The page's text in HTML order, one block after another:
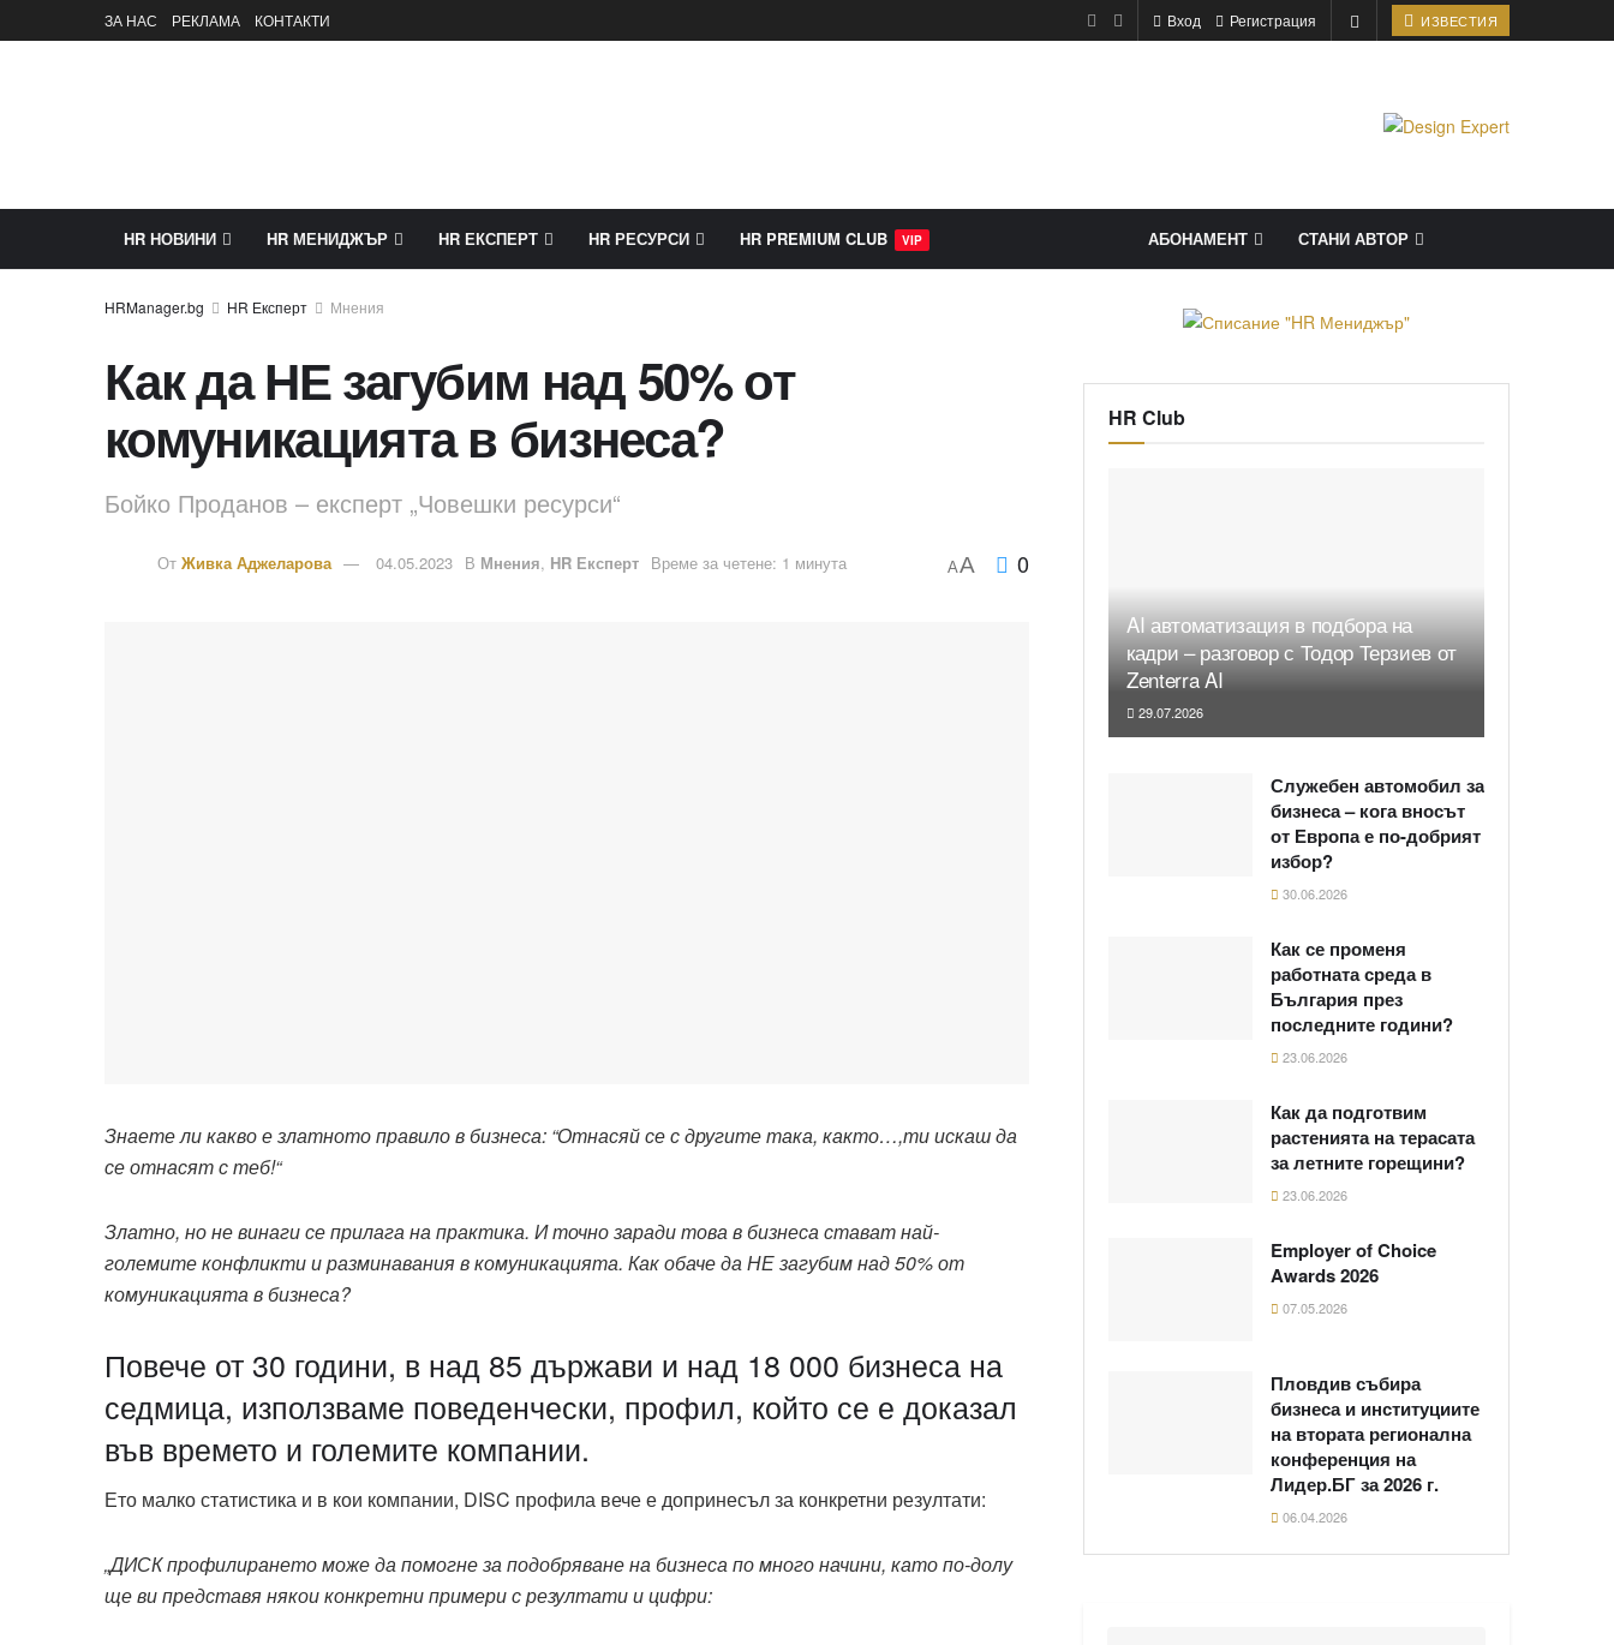
ЗА НАС РЕКЛАМА КОНТАКТИ Вход Регистрация ИЗВЕСТИЯ
HR НОВИНИ HR МЕНИДЖЪР HR ЕКСПЕРТ HR РЕСУРСИ HR PREMIUM CLUB VIP АБОНАМЕНТ СТАНИ АВТОР
HR Експерт Мнения
Как да НЕ загубим над 50% от
комуникацията в бизнеса?
Бойко Проданов – експерт „Човешки ресурси“
От Живка Аджеларова 04.05.2023 В Мнения, HR Експерт Време за четене: 1 минута AA 0
Знаете ли какво е златното правило в бизнеса: “Отнасяй се с другите така, както…,ти искаш да
се отнасят с теб!“
Златно, но не винаги се прилага на практика. И точно заради това в бизнеса стават най-
големите конфликти и разминавания в комуникацията. Как обаче да НЕ загубим над 50% от
комуникацията в бизнеса?
Повече от 30 години, в над 85 държави и над 18 000 бизнеса на
седмица, използваме поведенчески, профил, който се е доказал
във времето и големите компании.
Ето малко статистика и в кои компании, DISC профила вече е допринесъл за конкретни резултати:
„ДИСК профилирането може да помогне за подобряване на бизнеса по много начини, като по-долу
ще ви представя някои конкретни примери с резултати и цифри:
HR Club
AI автоматизация в подбора на
кадри – разговор с Тодор Терзиев от
Zenterra AI
29.07.2026
Служебен автомобил за
бизнеса – кога вносът
от Европа е по-добрият
избор?
30.06.2026
Как се променя
работната среда в
България през
последните години?
23.06.2026
Как да подготвим
растенията на терасата
за летните горещини?
23.06.2026
Employer of Choice
Awards 2026
07.05.2026
Пловдив събира
бизнеса и институциите
на втората регионална
конференция на
Лидер.БГ за 2026 г.
06.04.2026